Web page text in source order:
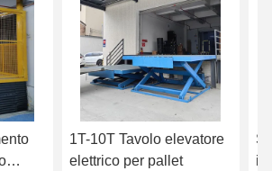
1T-10T Tavolo elevatore
elettrico per pallet